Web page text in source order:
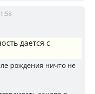
дается с
рождения ничто не